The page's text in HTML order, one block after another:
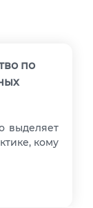
по
выделяет
кому